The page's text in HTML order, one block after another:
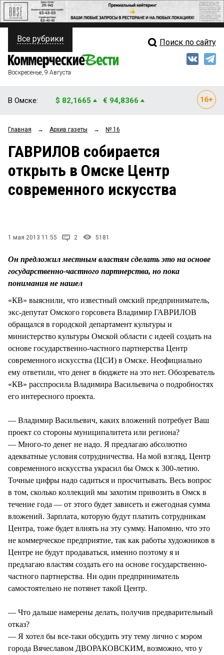
ПОЛИТИКА
ФИНАНСЫ
ОБЩЕСТВО
ЗАКОН
НОВОСТИ КОМПАНИЙ
Свежий выпуск
Рейтинги
Блоги
Архив
Все рубрики Поиск по сайту
Воскресенье, 9 Августа
В Омске: $ 82,1665 € 94,8366
Главная → Архив газеты → № 16
ГАВРИЛОВ собирается
открыть в Омске Центр
современного искусства
1 мая 2013 11:55 2 5181
Он предложил местным властям сделать это на основе
государственно-частного партнерства, но пока
понимания не нашел
«КВ» выяснили, что известный омский предприниматель,
экс-депутат Омского горсовета Владимир ГАВРИЛОВ
обращался в городской департамент культуры и
министерство культуры Омской области с идеей создать на
основе государственно-частного партнерства Центр
современного искусства (ЦСИ) в Омске. Неофициально
ему ответили, что денег в бюджете на это нет. Обозреватель
«КВ» расспросила Владимира Васильевича о подробностях
его интересного проекта.
— Владимир Васильевич, каких вложений потребует Ваш
проект со стороны муниципалитета или региона?
— Много-то денег не надо. Я предлагаю абсолютно
адекватные условия сотрудничества. На мой взгляд, Центр
современного искусства украсил бы Омск к 300-летию.
Точные цифры надо садиться и просчитывать. Весь вопрос
в том, сколько коллекций мы захотим привозить в Омск в
течение года — от этого будет зависеть и ежегодная сумма
вложений. Зарплата, которую будут платить сотрудникам
Центра, тоже будет влиять на эту сумму. Напомню, что это
не коммерческое предприятие, так как работы художников в
Центре не будут продаваться, именно поэтому я и
предлагаю властям создать его на основе государственно-
частного партнерства. Ни один предприниматель
самостоятельно не потянет такой Центр.
— Что дальше намерены делать, получив предварительный
отказ?
— Я хотел бы все-таки обсудить эту тему лично с мэром
города Вячеславом ДВОРАКОВСКИМ, возможно, что у